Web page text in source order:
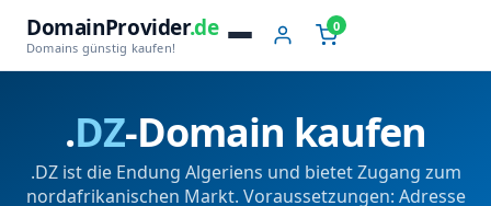
DomainProvider.de
Domains günstig kaufen!
0
.DZ-Domain kaufen
.DZ ist die Endung Algeriens und bietet Zugang zum
nordafrikanischen Markt. Voraussetzungen: Adresse